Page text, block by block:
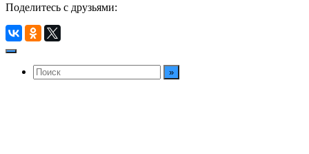
Поделитесь с друзьями: